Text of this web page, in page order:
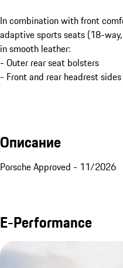
In combination with front
adaptive sports seats (18-
in smooth leather:
- Outer rear seat bolsters
- Front and rear headrest sides
Описание
Porsche Approved - 11/2026
E-Performance